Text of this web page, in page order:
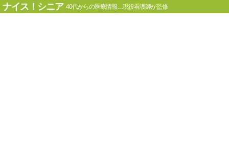
ナイス！シニア 40代からの医療情報…現役看護師が監修